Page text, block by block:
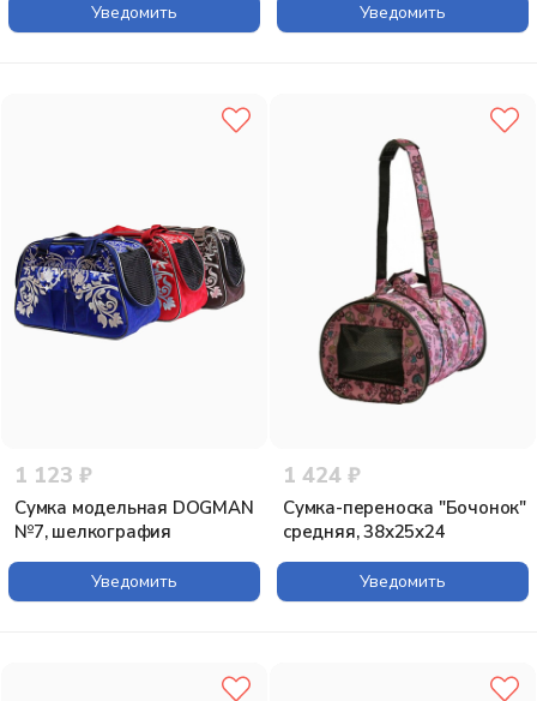
Уведомить Уведомить
1 123 ₽
Сумка модельная DOGMAN
№7, шелкография
Уведомить
1 424 ₽
Сумка-переноска "Бочонок"
средняя, 38х25х24
Уведомить